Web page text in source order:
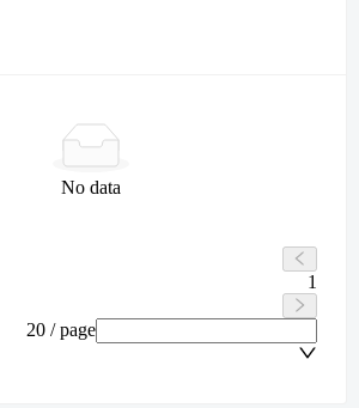
No data
1
20 / page